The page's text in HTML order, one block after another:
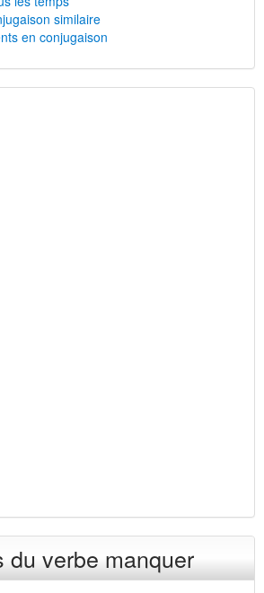
similaire
en conjugaison
du verbe manquer